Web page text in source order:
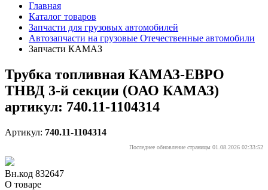
Главная
Каталог товаров
Запчасти для грузовых автомобилей
Автозапчасти на грузовые Отечественные автомобили
Запчасти КАМАЗ
Трубка топливная КАМАЗ-ЕВРО
ТНВД 3-й секции (ОАО КАМАЗ)
артикул: 740.11-1104314
Артикул: 740.11-1104314
Последнее обновление страницы 01.08.2026 02:33:52
Вн.код 832647
О товаре